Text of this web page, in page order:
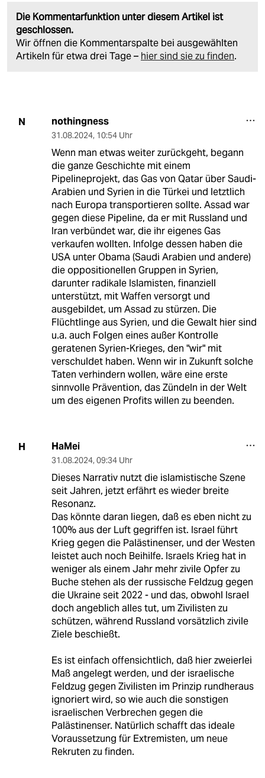
Die Kommentarfunktion unter diesem Artikel ist
geschlossen.
Wir öffnen die Kommentarspalte bei ausgewählten
Artikeln für etwa drei Tage – hier sind sie zu finden.
N nothingness
31.08.2024, 10:54 Uhr
Wenn man etwas weiter zurückgeht, begann
die ganze Geschichte mit einem
Pipelineprojekt, das Gas von Qatar über Saudi-
Arabien und Syrien in die Türkei und letztlich
nach Europa transportieren sollte. Assad war
gegen diese Pipeline, da er mit Russland und
Iran verbündet war, die ihr eigenes Gas
verkaufen wollten. Infolge dessen haben die
USA unter Obama (Saudi Arabien und andere)
die oppositionellen Gruppen in Syrien,
darunter radikale Islamisten, finanziell
unterstützt, mit Waffen versorgt und
ausgebildet, um Assad zu stürzen. Die
Flüchtlinge aus Syrien, und die Gewalt hier sind
u.a. auch Folgen eines außer Kontrolle
geratenen Syrien-Krieges, den "wir" mit
verschuldet haben. Wenn wir in Zukunft solche
Taten verhindern wollen, wäre eine erste
sinnvolle Prävention, das Zündeln in der Welt
um des eigenen Profits willen zu beenden.
H HaMei
31.08.2024, 09:34 Uhr
Dieses Narrativ nutzt die islamistische Szene
seit Jahren, jetzt erfährt es wieder breite
Resonanz.
Das könnte daran liegen, daß es eben nicht zu
100% aus der Luft gegriffen ist. Israel führt
Krieg gegen die Palästinenser, und der Westen
leistet auch noch Beihilfe. Israels Krieg hat in
weniger als einem Jahr mehr zivile Opfer zu
Buche stehen als der russische Feldzug gegen
die Ukraine seit 2022 - und das, obwohl Israel
doch angeblich alles tut, um Zivilisten zu
schützen, während Russland vorsätzlich zivile
Ziele beschießt.
Es ist einfach offensichtlich, daß hier zweierlei
Maß angelegt werden, und der israelische
Feldzug gegen Zivilisten im Prinzip rundheraus
ignoriert wird, so wie auch die sonstigen
israelischen Verbrechen gegen die
Palästinenser. Natürlich schafft das ideale
Voraussetzung für Extremisten, um neue
Rekruten zu finden.